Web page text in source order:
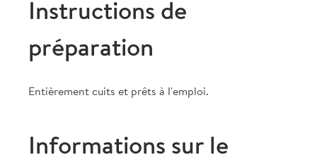
Instructions de
préparation
Entièrement cuits et prêts à l'emploi.
Informations sur le